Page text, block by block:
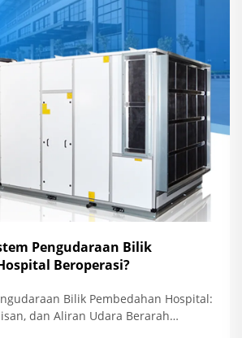
Pengudaraan Bilik
Beroperasi?
Bilik Pembedahan Hospital:
dan Aliran Udara Berarah